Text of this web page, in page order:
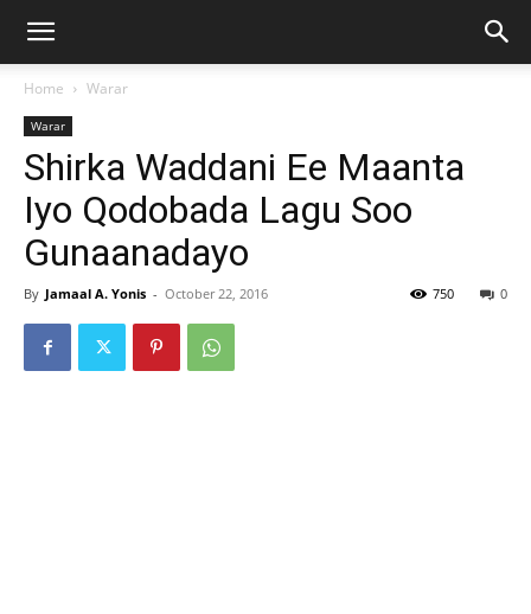
Home Warar
Warar
Shirka Waddani Ee Maanta
Iyo Qodobada Lagu Soo
Gunaanadayo
By Jamaal A. Yonis - October 22, 2016 0
750